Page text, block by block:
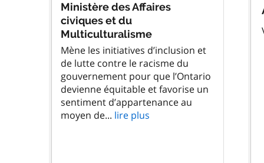
Ministère des Affaires
civiques et du
Multiculturalisme
Mène les initiatives d’inclusion et
de lutte contre le racisme du
gouvernement pour que l’Ontario
devienne équitable et favorise un
sentiment d’appartenance au
moyen de... lire plus